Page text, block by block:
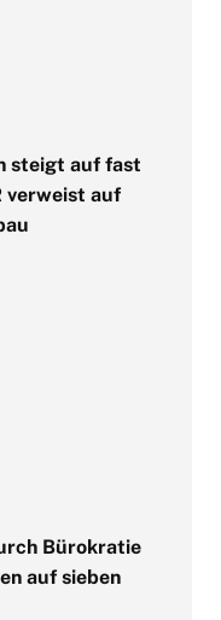
steigt auf fast
verweist auf
Bürokratie
auf sieben